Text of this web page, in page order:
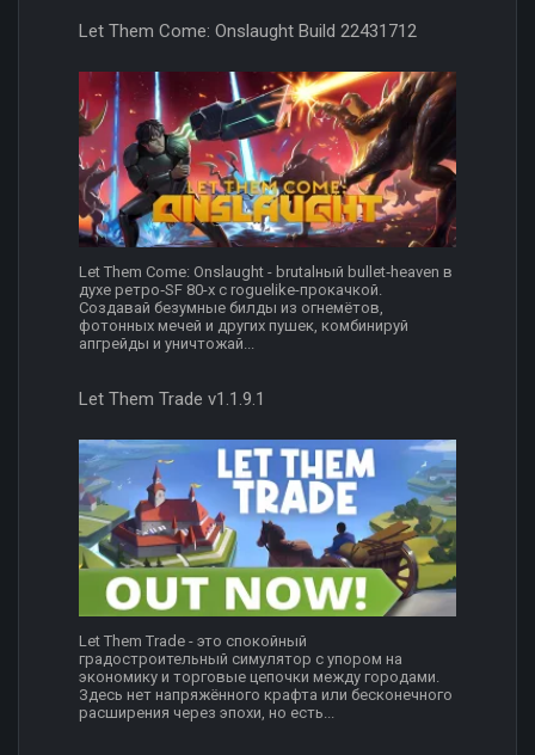
Let Them Come: Onslaught Build 22431712
Let Them Come: Onslaught - brutalный bullet‑heaven в
духе ретро‑SF 80-х с roguelike-прокачкой.
Создавай безумные билды из огнемётов,
фотонных мечей и других пушек, комбинируй
апгрейды и уничтожай...
Let Them Trade v1.1.9.1
Let Them Trade - это спокойный
градостроительный симулятор с упором на
экономику и торговые цепочки между городами.
Здесь нет напряжённого крафта или бесконечного
расширения через эпохи, но есть...